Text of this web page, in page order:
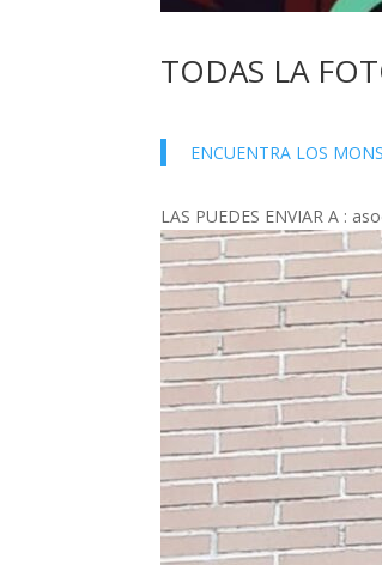
TODAS LA
ENCUENTRA LOS
LAS PUEDES ENVIAR A :